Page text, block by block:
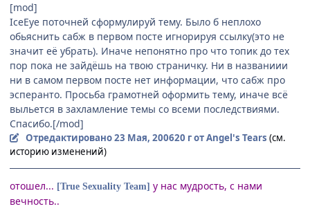
[mod]
IceEye поточней сформулируй тему. Было б неплохо
обьяснить сабж в первом посте игнорируя ссылку(это не
значит её убрать). Иначе непонятно про что топик до тех
пор пока не зайдёшь на твою страничку. Ни в названиии
ни в самом первом посте нет информации, что сабж про
эсперанто. Просьба грамотней оформить тему, иначе всё
выльется в захламление темы со всеми последствиями.
Спасибо.[/mod]
Отредактировано23 Мая, 200620 гот Angel's Tears (см.
историю изменений)
отошел... [True Sexuality Team] у нас мудрость, с нами
вечность..